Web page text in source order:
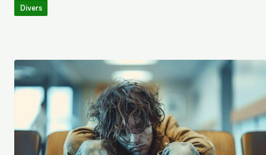
Divers